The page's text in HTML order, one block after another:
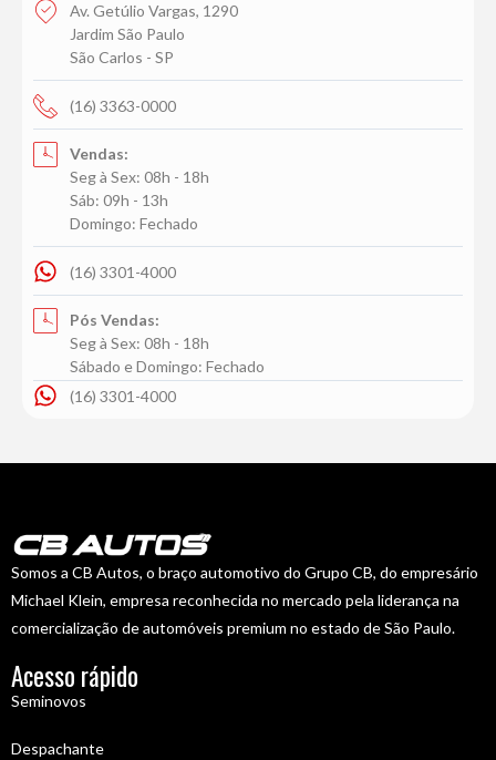
Av. Getúlio Vargas, 1290
Jardim São Paulo
São Carlos - SP
(16) 3363-0000
Vendas:
Seg à Sex: 08h - 18h
Sáb: 09h - 13h
Domingo: Fechado
(16) 3301-4000
Pós Vendas:
Seg à Sex: 08h - 18h
Sábado e Domingo: Fechado
(16) 3301-4000
Somos a CB Autos, o braço automotivo do Grupo CB, do empresário
Michael Klein, empresa reconhecida no mercado pela liderança na
comercialização de automóveis premium no estado de São Paulo.
Acesso rápido
Seminovos
Despachante